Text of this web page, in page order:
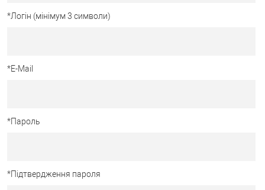
*Логін (мінімум 3 символи)
*E-Mail
*Пароль
*Підтвердження пароля